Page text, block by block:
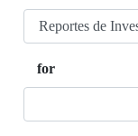
for